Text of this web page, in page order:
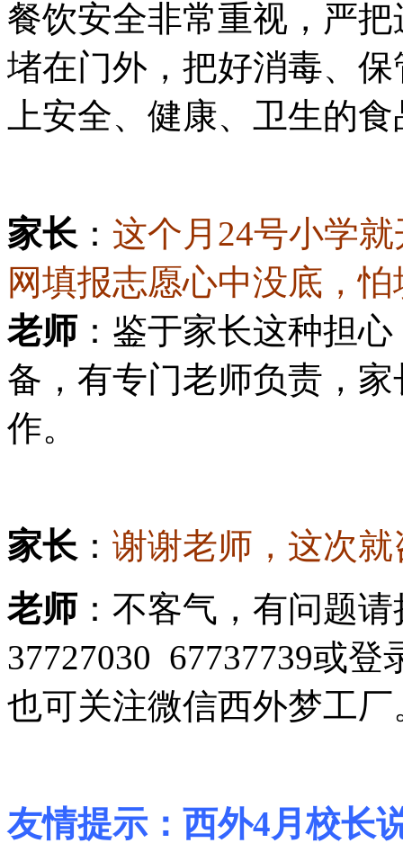
餐饮安全非常重视，严
堵在门外，把好消毒、
上安全、健康、卫生的
家长 ： 这个月24号小学
网填报志愿心中没底，
老师 ：鉴于家长这种担
备，有专门老师负责，
作。
家长 ： 谢谢老师，这次
老师 ：不客气，有问题
37727030 67737739或登
也可关注微信西外梦工厂
友情提示： 西外4月校长